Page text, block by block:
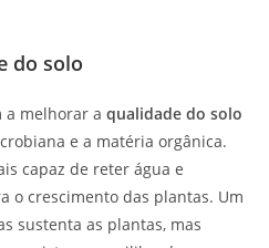
do solo
a melhorar a qualidade do solo
e a matéria orgânica.
capaz de reter água e
o crescimento das plantas. Um
sustenta as plantas, mas